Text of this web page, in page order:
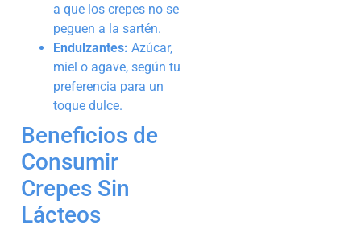
a que los crepes no se
peguen a la sartén.
Endulzantes: Azúcar,
miel o agave, según tu
preferencia para un
toque dulce.
Beneficios de
Consumir
Crepes Sin
Lácteos